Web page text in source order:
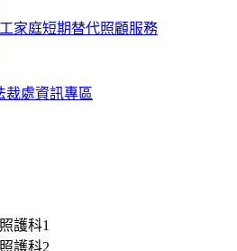
家庭短期替代照顧服務
裁處資訊專區